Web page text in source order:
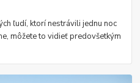
ľudí, ktorí nestrávili jednu noc
môžete to vidieť predovšetkým